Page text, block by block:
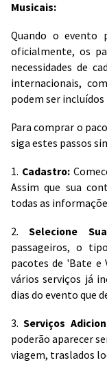
Musicais:
Quando o evento
oficialmente, os
necessidades de
internacionais,
podem ser
Para comprar o
siga estes passos
1. Cadastro:
Assim que sua
todas as
2.Selecione
passageiros, o
pacotes de 'Bate e
vários serviços já
dias do evento que
3.Serviços
poderão aparecer
viagem, traslados